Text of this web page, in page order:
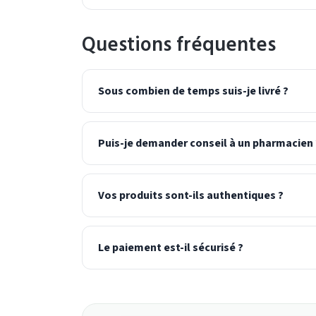
Questions fréquentes
Sous combien de temps suis-je livré ?
Puis-je demander conseil à un pharmacien
Vos produits sont-ils authentiques ?
Le paiement est-il sécurisé ?